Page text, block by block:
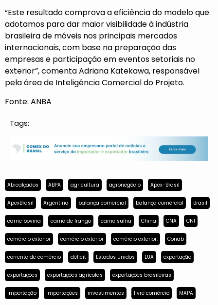
“Este resultado comprova a eficiência do modelo que
adotamos para dar maior visibilidade à indústria
brasileira de móveis nos principais mercados
internacionais, com base na preparação das
empresas e participação em eventos setoriais no
exterior”, comenta Adriana Katekawa, responsável
pela área de Inteligência Comercial do Projeto.
Fonte: ANBA
Tags:
Abicalçados ABPA agricultura agronegócio Apex-Brasil
ApexBrasil Argentina balança comercial balança comercial Brasil
carne bovina carne de frango carne suína China CNA CNI
comércio exterior comércio exterior comércio exterior. Conab
corrente de comércio déficit Estados Unidos EUA exportação
exportações exportações agrícolas exportações brasileiras
importação importações investimentos livre comércio MAPA